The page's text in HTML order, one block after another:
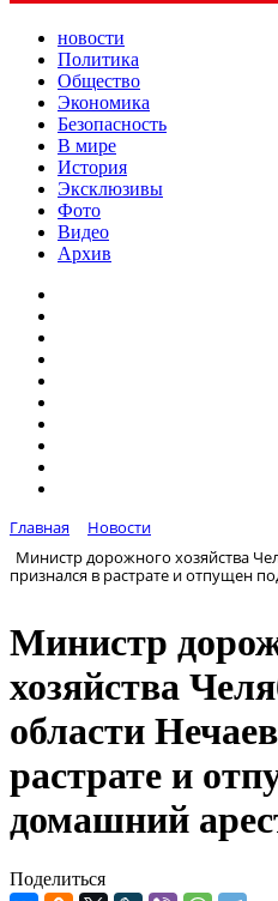
новости
Политика
Общество
Экономика
Безопасность
В мире
История
Эксклюзивы
Фото
Видео
Архив
Главная
Новости
Министр дорожного хозяйства
признался в растрате и отпущен
Министр
хозяйства
области
растрате и
домашний
Поделиться